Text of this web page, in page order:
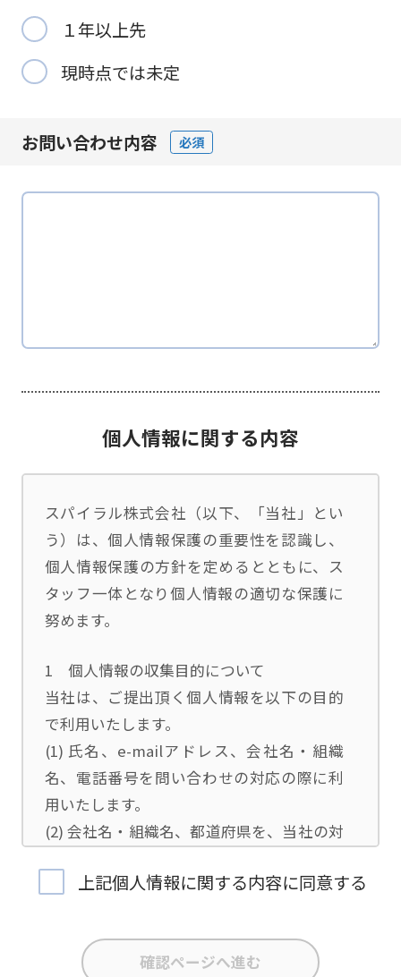
１年以上先
現時点では未定
お問い合わせ内容 必須
個人情報に関する内容
スパイラル株式会社（以下、「当社」とい
う）は、個人情報保護の重要性を認識し、
個人情報保護の方針を定めるとともに、ス
タッフ一体となり個人情報の適切な保護に
努めます。
1 個人情報の収集目的について
当社は、ご提出頂く個人情報を以下の目的
で利用いたします。
(1) 氏名、e-mailアドレス、会社名・組織
名、電話番号を問い合わせの対応の際に利
用いたします。
(2) 会社名・組織名、都道府県を、当社の対
(3) お問合せ内容について集計分析を行い、
業活動の参考にいたします。
(4) 氏名、e-mailアドレス、会社名・組織
上記個人情報に関する内容に同意する